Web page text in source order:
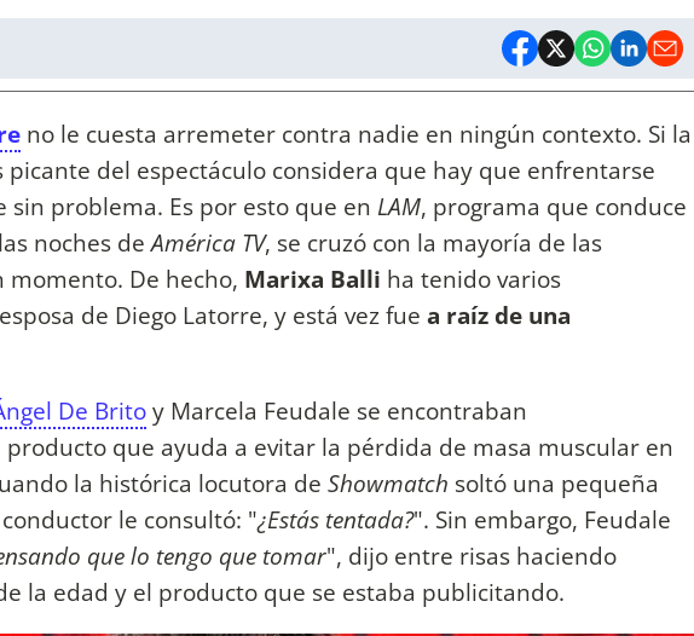
no le cuesta arremeter contra nadie en ningún contexto. Si la
picante del espectáculo considera que hay que enfrentarse
sin problema. Es por esto que en LAM, programa que conduce
noches deAmérica TV, se cruzó con la mayoría de las
momento. De hecho, Marixa Balli ha tenido varios
de Diego Latorre, y está vez fue a raíz de una
De Britoy Marcela Feudale se encontraban
que ayuda a evitar la pérdida de masa muscular en
la histórica locutora de Showmatch soltó una pequeña
le consultó: "¿Estás tentada?". Sin embargo, Feudale
que lo tengo que tomar", dijo entre risas haciendo
la edad y el producto que se estaba publicitando.